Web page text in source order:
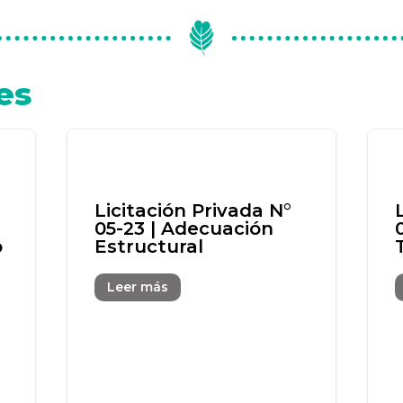
Licitación Privada N°
05-23 | Adecuación
Estructural
Leer más